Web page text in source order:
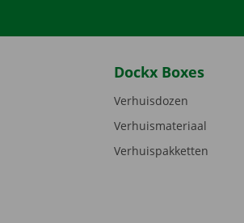
Dockx Boxes
Verhuisdozen
Verhuismateriaal
Verhuispakketten